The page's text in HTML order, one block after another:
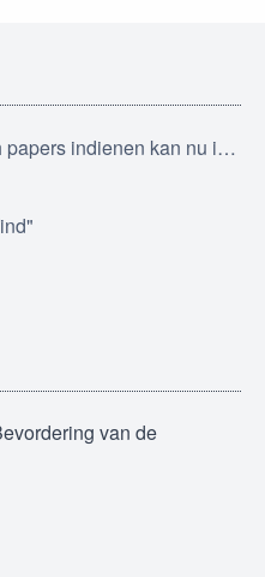
Review en Research papers indienen kan nu in Journal of the European Meteorological Society
van de